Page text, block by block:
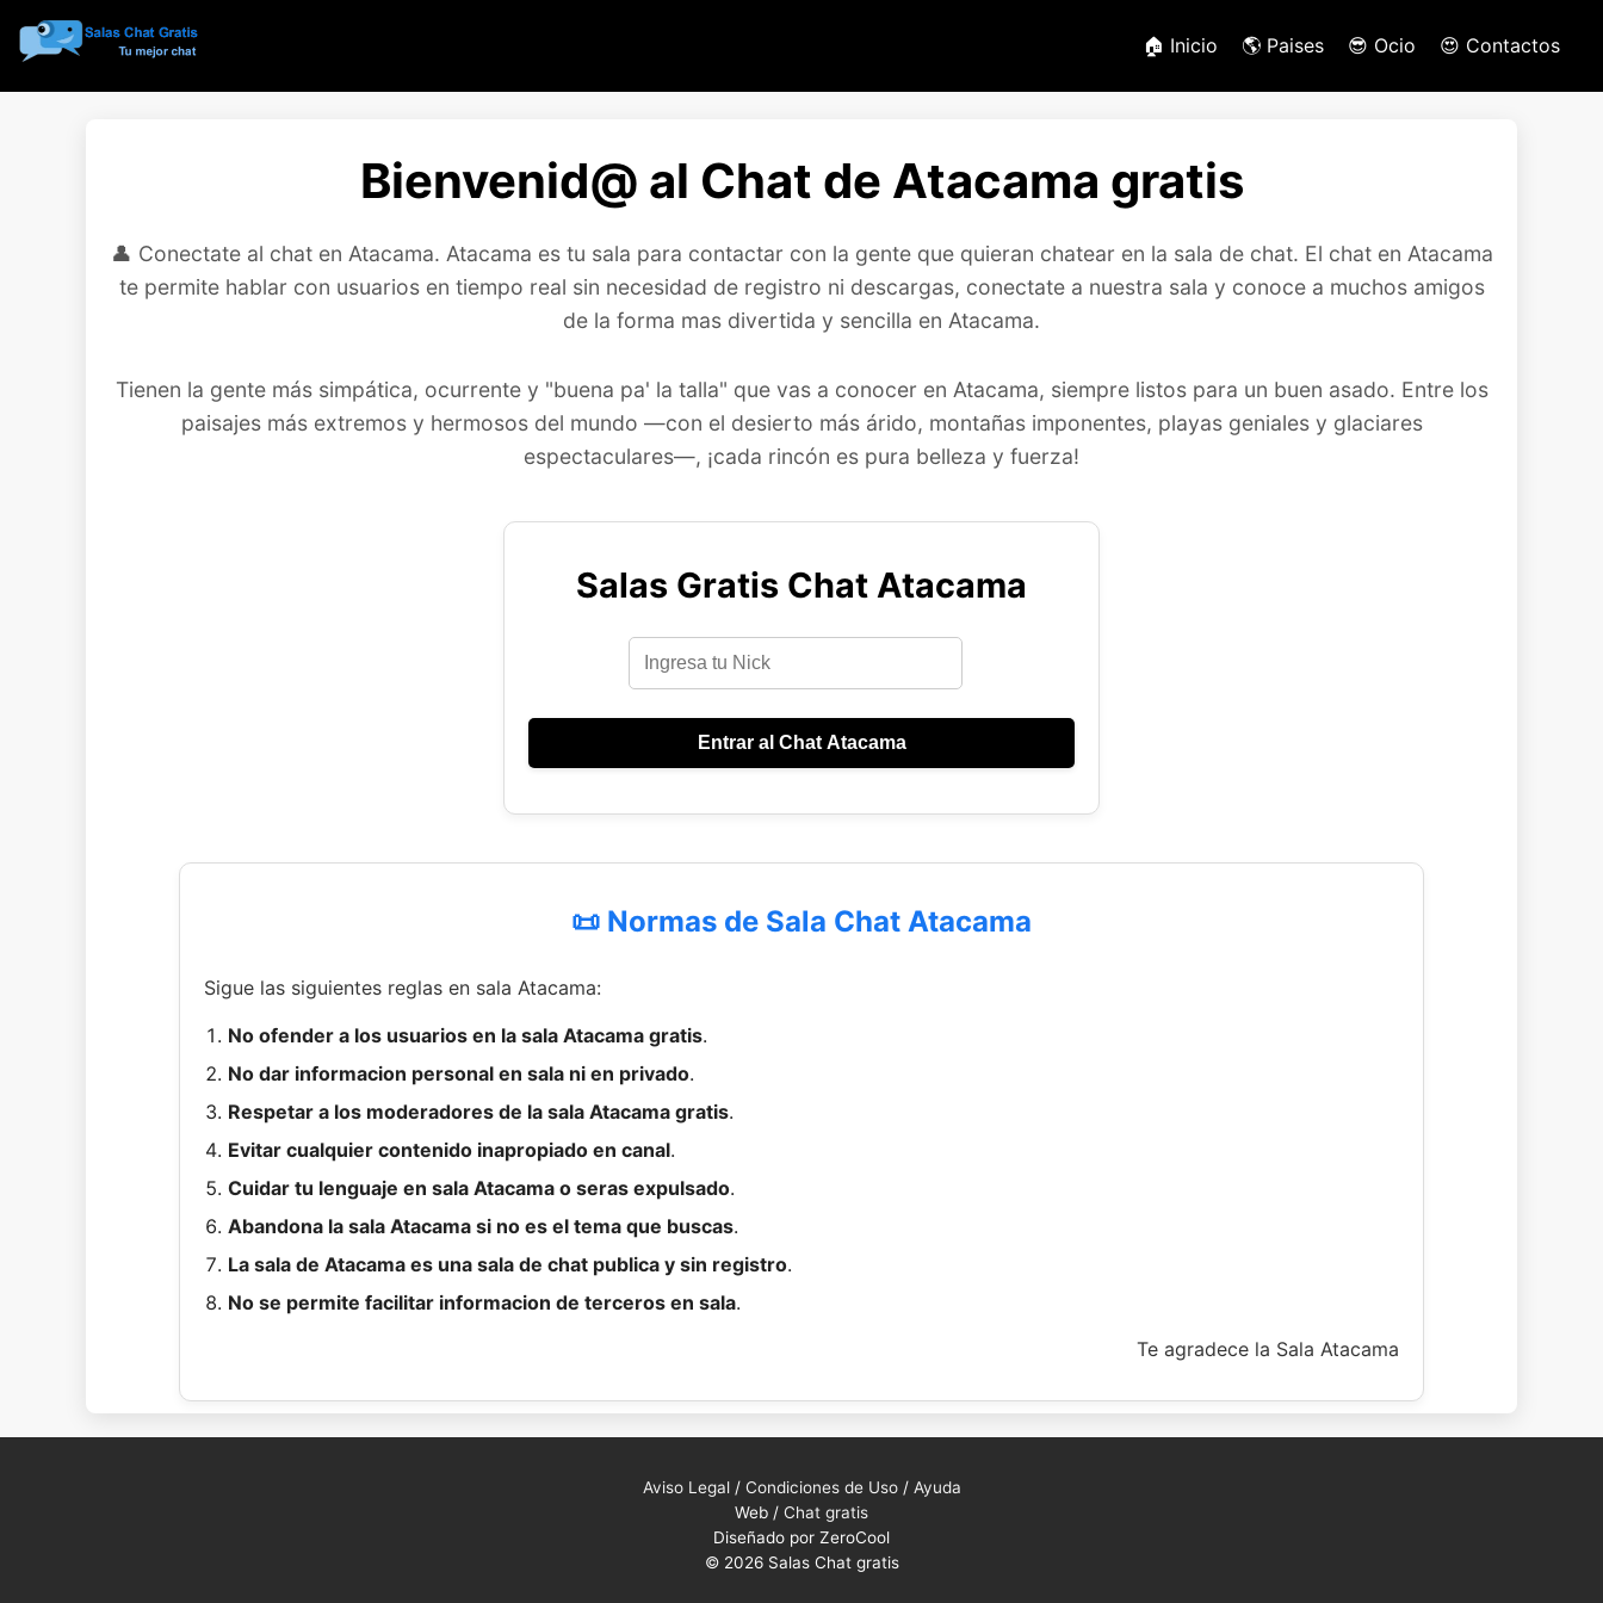
🏠 Inicio 🌎 Paises 😎 Ocio 😍 Contactos
Bienvenid@ al Chat de Atacama gratis
👤 Conectate al chat en Atacama. Atacama es tu sala para contactar con la gente que quieran chatear en la sala de chat. El chat en Atacama
te permite hablar con usuarios en tiempo real sin necesidad de registro ni descargas, conectate a nuestra sala y conoce a muchos amigos
de la forma mas divertida y sencilla en Atacama.
Tienen la gente más simpática, ocurrente y "buena pa' la talla" que vas a conocer en Atacama, siempre listos para un buen asado. Entre los
paisajes más extremos y hermosos del mundo —con el desierto más árido, montañas imponentes, playas geniales y glaciares
espectaculares—, ¡cada rincón es pura belleza y fuerza!
Salas Gratis Chat Atacama
Entrar al Chat Atacama
📜 Normas de Sala Chat Atacama
Sigue las siguientes reglas en sala Atacama:
No ofender a los usuarios en la sala Atacama gratis.
No dar informacion personal en sala ni en privado.
Respetar a los moderadores de la sala Atacama gratis.
Evitar cualquier contenido inapropiado en canal.
Cuidar tu lenguaje en sala Atacama o seras expulsado.
Abandona la sala Atacama si no es el tema que buscas.
La sala de Atacama es una sala de chat publica y sin registro.
No se permite facilitar informacion de terceros en sala.
Te agradece la Sala Atacama
Aviso Legal/ Condiciones de Uso/ Ayuda
Web / Chat gratis
Diseñado por ZeroCool
© 2026 Salas Chat gratis